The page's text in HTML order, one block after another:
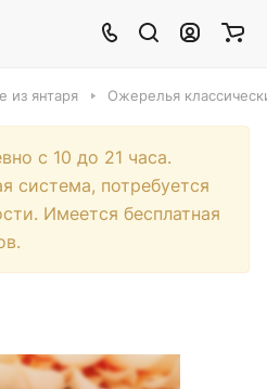
из янтаря Ожерелья
с 10 до 21 часа.
система, потребуется
Имеется бесплатная